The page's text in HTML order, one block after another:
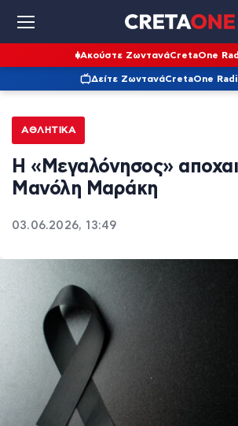
Ακούστε ΖωντανάCretaOne
Δείτε ΖωντανάCretaOne
ΑΘΛΗΤΙΚΆ
Η «Μεγαλόνησος»
Μανόλη Μαράκη
03.06.2026, 13:49